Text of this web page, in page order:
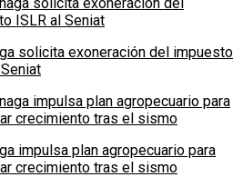
solicita exoneración del impuesto
impulsa plan agropecuario para
crecimiento tras el sismo